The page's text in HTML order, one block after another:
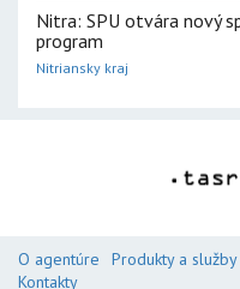
Nitra: SPU otvára nový
program
Nitriansky kraj
O agentúre Produkty a služby
Kontakty